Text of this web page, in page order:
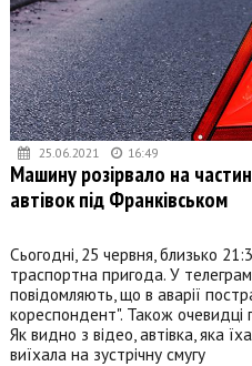
25.06.2021 16:49
Машину розірвало на
автівок під Франківськом
Сьогодні, 25 червня, близько
траспортна пригода. У
повідомляють, що в аварії
кореспондент". Також очевидці
Як видно з відео, автівка, яка
виїхала на зустрічну смугу